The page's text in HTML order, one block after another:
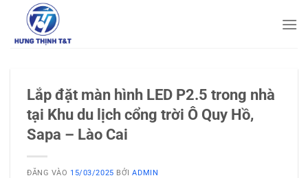
Lắp đặt màn hình LED P2.5 trong nhà
tại Khu du lịch cổng trời Ô Quy Hồ,
Sapa – Lào Cai
ĐĂNG VÀO 15/03/2025 BỞIADMIN